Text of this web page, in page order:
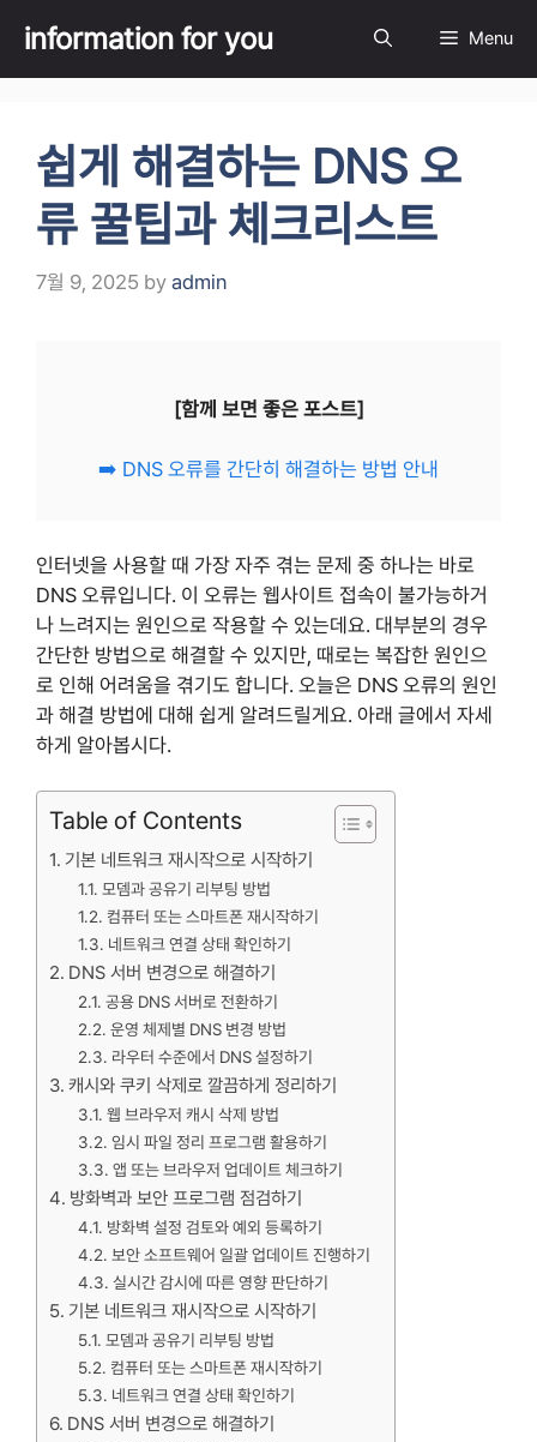
content
information for you Menu
쉽게 해결하는 DNS 오
류 꿀팁과 체크리스트
7월 9, 2025 by admin
[함께 보면 좋은 포스트]
➡️ DNS 오류를 간단히 해결하는 방법 안내
인터넷을 사용할 때 가장 자주 겪는 문제 중 하나는 바로
DNS 오류입니다. 이 오류는 웹사이트 접속이 불가능하거
나 느려지는 원인으로 작용할 수 있는데요. 대부분의 경우
간단한 방법으로 해결할 수 있지만, 때로는 복잡한 원인으
로 인해 어려움을 겪기도 합니다. 오늘은 DNS 오류의 원인
과 해결 방법에 대해 쉽게 알려드릴게요. 아래 글에서 자세
하게 알아봅시다.
Table of Contents
기본 네트워크 재시작으로 시작하기
모뎀과 공유기 리부팅 방법
컴퓨터 또는 스마트폰 재시작하기
네트워크 연결 상태 확인하기
DNS 서버 변경으로 해결하기
공용 DNS 서버로 전환하기
운영 체제별 DNS 변경 방법
라우터 수준에서 DNS 설정하기
캐시와 쿠키 삭제로 깔끔하게 정리하기
웹 브라우저 캐시 삭제 방법
임시 파일 정리 프로그램 활용하기
앱 또는 브라우저 업데이트 체크하기
방화벽과 보안 프로그램 점검하기
방화벽 설정 검토와 예외 등록하기
보안 소프트웨어 일괄 업데이트 진행하기
실시간 감시에 따른 영향 판단하기
기본 네트워크 재시작으로 시작하기
모뎀과 공유기 리부팅 방법
컴퓨터 또는 스마트폰 재시작하기
네트워크 연결 상태 확인하기
DNS 서버 변경으로 해결하기